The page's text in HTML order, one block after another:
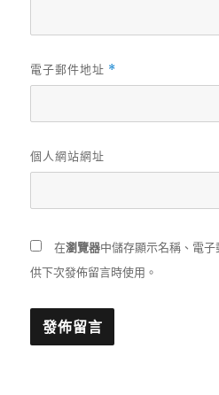
電子郵件地址 *
個人網站網址
在瀏覽器中儲存顯示名稱、電
供下次發佈留言時使用。